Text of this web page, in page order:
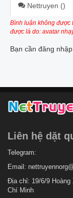
Nettruyen ()
Bình luận không được
được là do: avatar
Bạn cần đăng
Liên hệ dặt
Telegram:
Email:
Địa chỉ: 19/6/9 Hoàng
Chí Minh